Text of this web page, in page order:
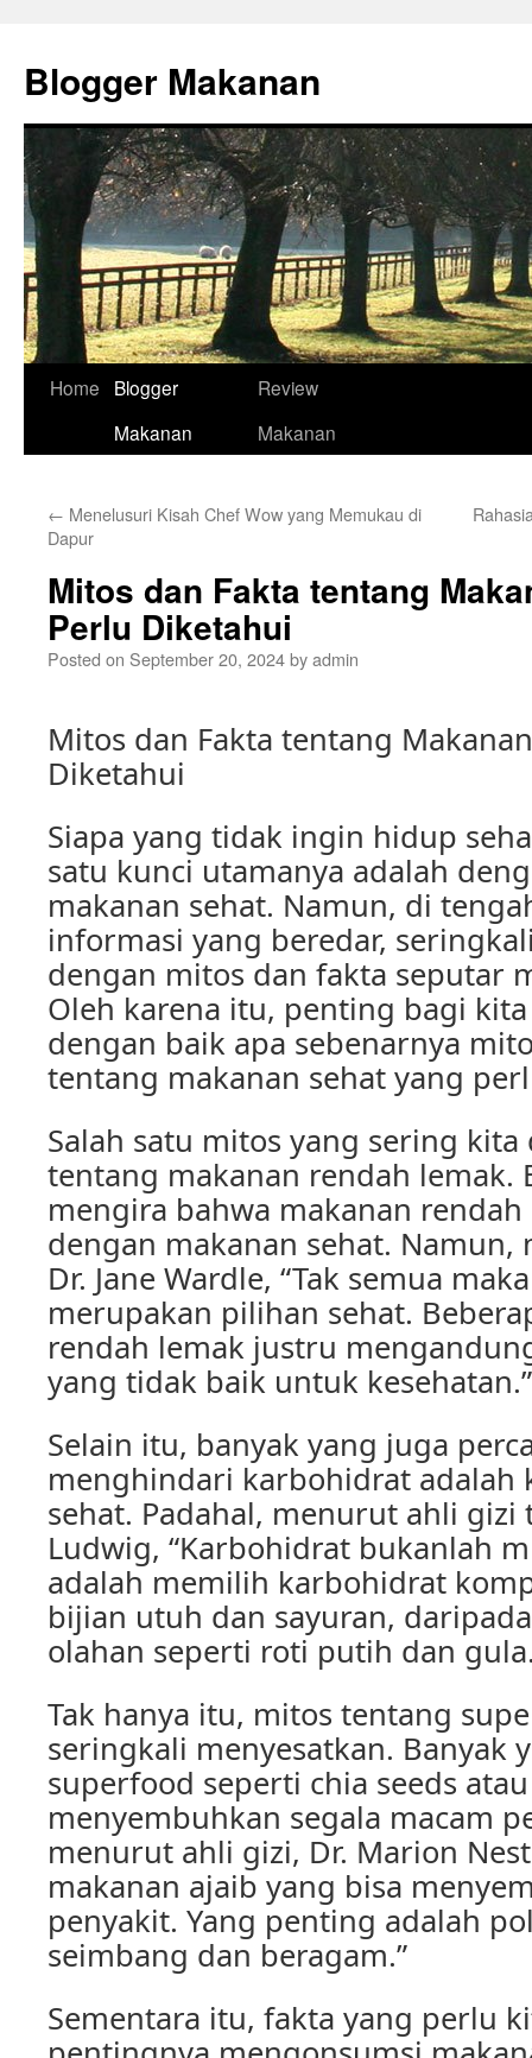
content
Blogger Makanan
Home
Blogger
Makanan
Review
Makanan
← Menelusuri Kisah Chef Wow yang Memukau di
Dapur
Mitos dan Fakta tentang
Perlu Diketahui
Posted on September 20, 2024byadmin
Mitos dan Fakta tentang
Diketahui
Siapa yang tidak ingin hidup
satu kunci utamanya adalah
makanan sehat. Namun, di
informasi yang beredar,
dengan mitos dan fakta seputar
Oleh karena itu, penting bagi
dengan baik apa sebenarnya
tentang makanan sehat yang
Salah satu mitos yang sering
tentang makanan rendah lemak.
mengira bahwa makanan rendah
dengan makanan sehat.
Dr. Jane Wardle, “Tak semua
merupakan pilihan sehat.
rendah lemak justru
yang tidak baik untuk kesehatan.”
Selain itu, banyak yang juga
menghindari karbohidrat adalah
sehat. Padahal, menurut ahli gizi
Ludwig, “Karbohidrat bukanlah
adalah memilih karbohidrat
bijian utuh dan sayuran,
olahan seperti roti putih dan
Tak hanya itu, mitos tentang
seringkali menyesatkan. Banyak
superfood seperti chia seeds
menyembuhkan segala macam
menurut ahli gizi, Dr. Marion
makanan ajaib yang bisa
penyakit. Yang penting adalah
seimbang dan beragam.”
Sementara itu, fakta yang perlu